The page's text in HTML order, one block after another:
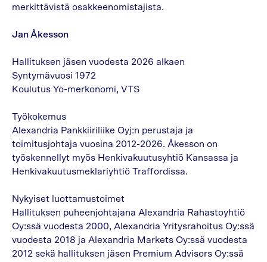
merkittävistä osakkeenomistajista.
Jan Åkesson
Hallituksen jäsen vuodesta 2026 alkaen
Syntymävuosi 1972
Koulutus Yo-merkonomi, VTS
Työkokemus
Alexandria Pankkiiriliike Oyj:n perustaja ja
toimitusjohtaja vuosina 2012-2026. Åkesson on
työskennellyt myös Henkivakuutusyhtiö Kansassa ja
Henkivakuutusmeklariyhtiö Traffordissa.
Nykyiset luottamustoimet
Hallituksen puheenjohtajana Alexandria Rahastoyhtiö
Oy:ssä vuodesta 2000, Alexandria Yritysrahoitus Oy:ssä
vuodesta 2018 ja Alexandria Markets Oy:ssä vuodesta
2012 sekä hallituksen jäsen Premium Advisors Oy:ssä